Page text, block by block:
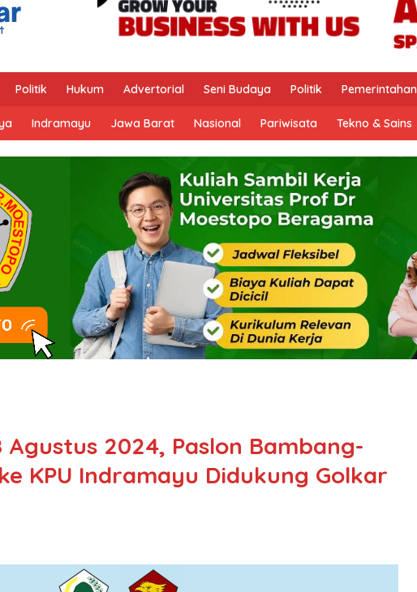
Politik Hukum Advertorial Seni Budaya Politik Pemerintahan
Indramayu Jawa Barat Nasional Pariwisata Tekno & Sains
Agustus 2024, Paslon Bambang-
KPU Indramayu Didukung Golkar